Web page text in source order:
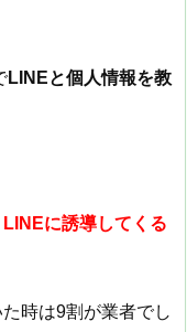
LINEと個人情報を教
LINEに誘導してくる
時は9割が業者でし